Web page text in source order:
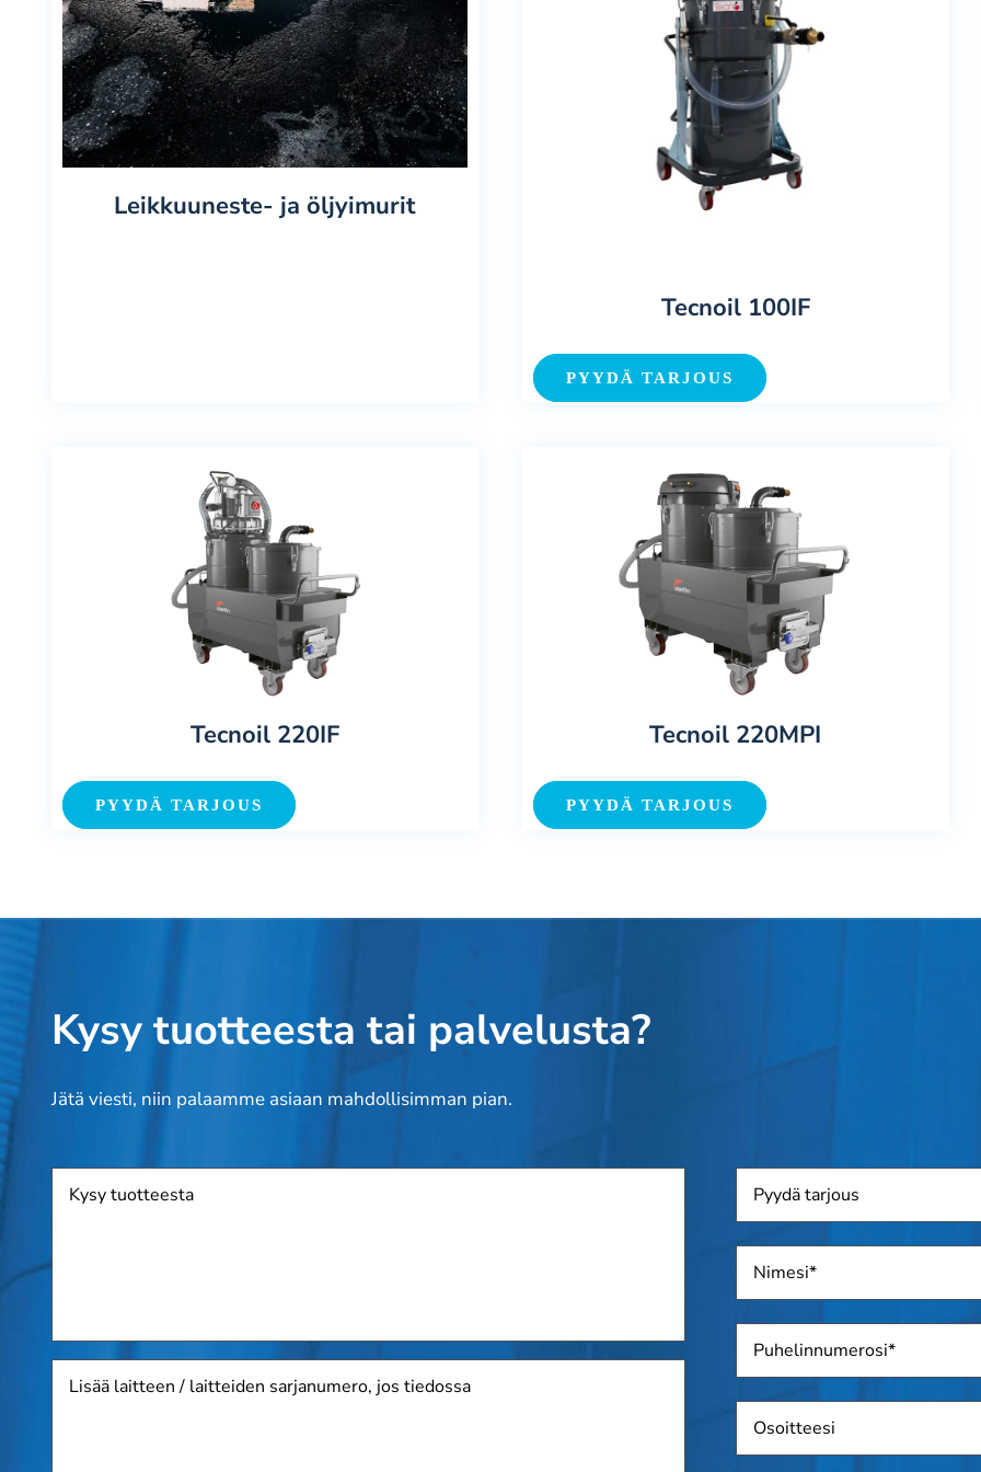
Leikkuuneste- ja öljyimurit
Tecnoil 100IF
PYYDÄ TARJOUS
Tecnoil 220IF
PYYDÄ TARJOUS
Tecnoil 220MPI
PYYDÄ TARJOUS
Kysy tuotteesta tai palvelusta?
Jätä viesti, niin palaamme asiaan mahdollisimman pian.
laitteen
tarjous
Nimi *
Puhelin *
Osoite